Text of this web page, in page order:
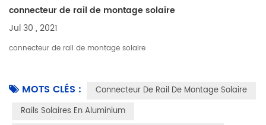
connecteur de rail de montage solaire
Jul 30 , 2021
connecteur de rail de montage solaire
MOTS CLÉS :
Connecteur De Rail De Montage Solaire
Rails Solaires En Aluminium